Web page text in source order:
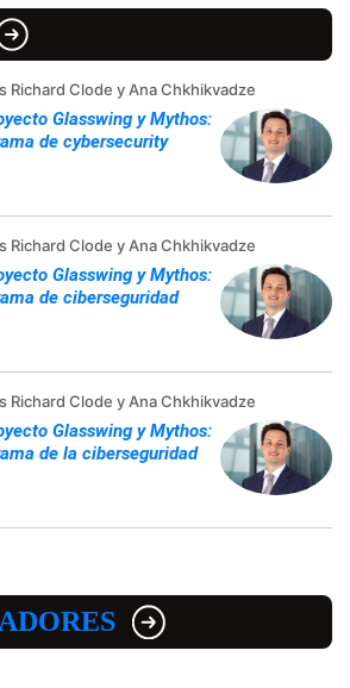
Richard Clode y Ana Chkhikvadze
Glasswing y Mythos:
de cybersecurity
Richard Clode y Ana Chkhikvadze
Glasswing y Mythos:
de ciberseguridad
Richard Clode y Ana Chkhikvadze
Glasswing y Mythos:
de la ciberseguridad